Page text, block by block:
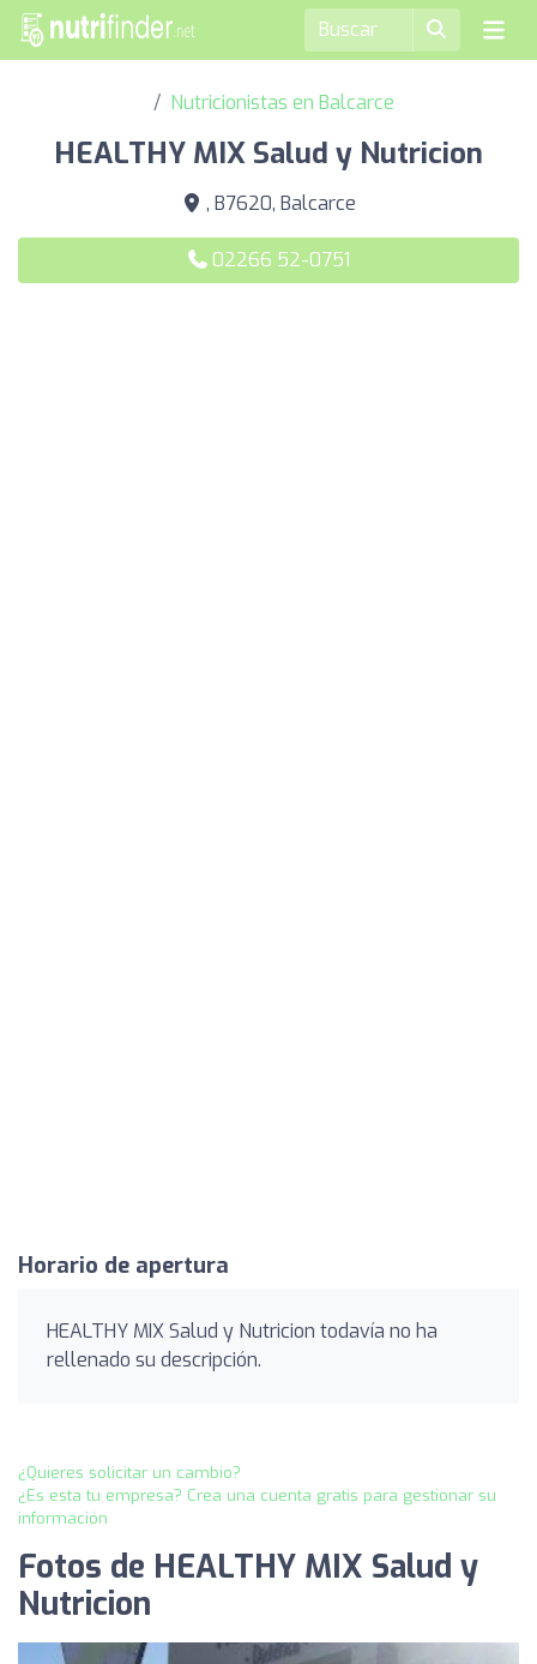
Nutricionistas en Balcarce
HEALTHY MIX Salud y Nutricion
, B7620, Balcarce
02266 52-0751
Horario de apertura
HEALTHY MIX Salud y Nutricion todavía no ha
rellenado su descripción.
¿Quieres solicitar un cambio?
¿Es esta tu empresa? Crea una cuenta gratis para gestionar su
información
Fotos de HEALTHY MIX Salud y
Nutricion